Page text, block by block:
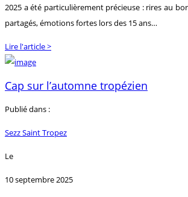
2025 a été particulièrement précieuse : rires au
partagés, émotions fortes lors des 15 ans…
Lire l'article >
Cap sur l’automne tropézien
Publié dans :
Sezz Saint Tropez
Le
10 septembre 2025